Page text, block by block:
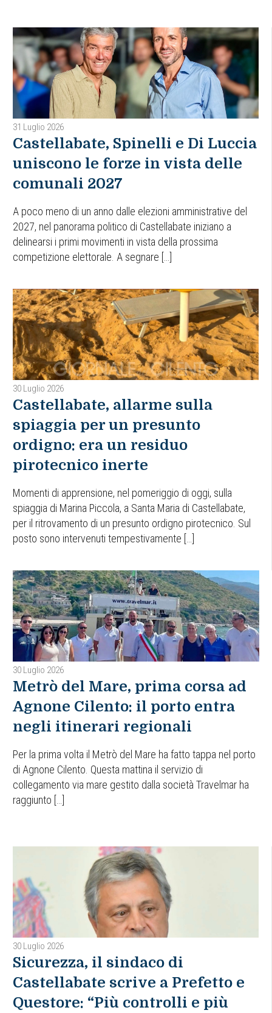
31 Luglio 2026
Castellabate, Spinelli e Di Luccia
uniscono le forze in vista delle
comunali 2027
A poco meno di un anno dalle elezioni amministrative del
2027, nel panorama politico di Castellabate iniziano a
delinearsi i primi movimenti in vista della prossima
competizione elettorale. A segnare […]
30 Luglio 2026
Castellabate, allarme sulla
spiaggia per un presunto
ordigno: era un residuo
pirotecnico inerte
Momenti di apprensione, nel pomeriggio di oggi, sulla
spiaggia di Marina Piccola, a Santa Maria di Castellabate,
per il ritrovamento di un presunto ordigno pirotecnico. Sul
posto sono intervenuti tempestivamente […]
30 Luglio 2026
Metrò del Mare, prima corsa ad
Agnone Cilento: il porto entra
negli itinerari regionali
Per la prima volta il Metrò del Mare ha fatto tappa nel porto
di Agnone Cilento. Questa mattina il servizio di
collegamento via mare gestito dalla società Travelmar ha
raggiunto […]
30 Luglio 2026
Sicurezza, il sindaco di
Castellabate scrive a Prefetto e
Questore: “Più controlli e più